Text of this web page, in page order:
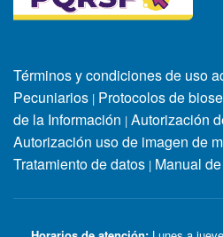
Términos y condiciones de uso
Pecuniarios | Protocolos de
de la Información | Autorización
Autorización uso de imagen de
Tratamiento de datos | Manual